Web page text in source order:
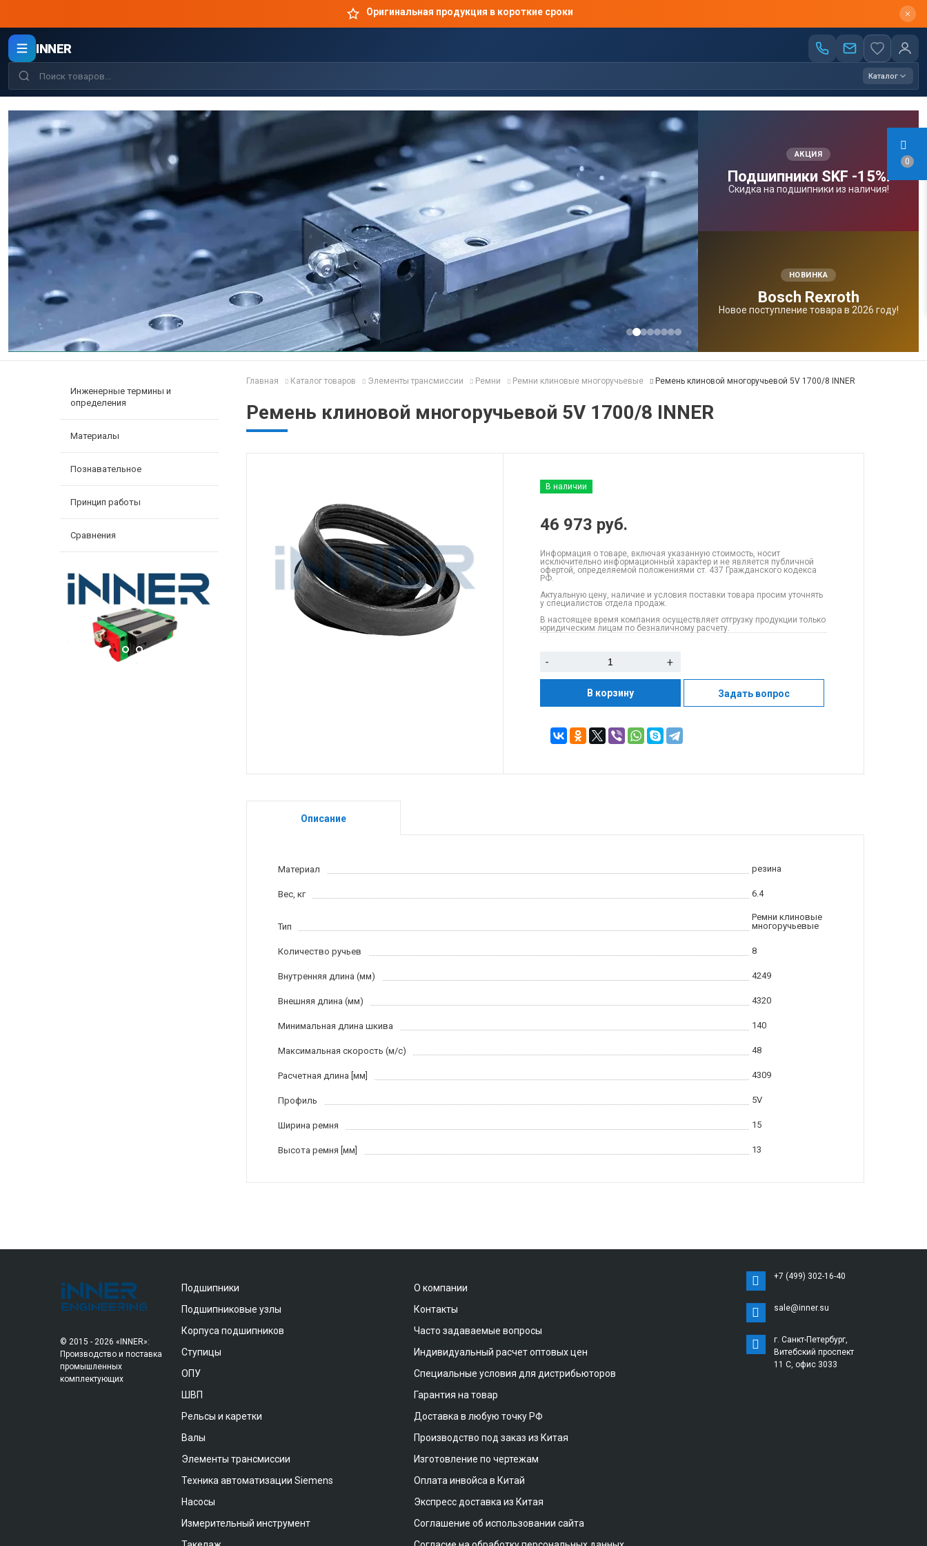
0
Оригинальная продукция в короткие сроки
INNER
Каталог
АКЦИЯ
Подшипники SKF -15%!
Скидка на подшипники из наличия!
НОВИНКА
Bosсh Rexroth
Новое поступление товара в 2026 году!
Инженерные термины и
определения
Материалы
Познавательное
Принцип работы
Сравнения
Главная Каталог товаров Элементы трансмиссии Ремни Ремни клиновые многоручьевые Ремень клиновой многоручьевой 5V 1700/8 INNER
Ремень клиновой многоручьевой 5V 1700/8 INNER
В наличии
46 973 руб.
Информация о товаре, включая указанную стоимость, носит
исключительно информационный характер и не является публичной
офертой, определяемой положениями ст. 437 Гражданского кодекса
РФ.
Актуальную цену, наличие и условия поставки товара просим уточнять
у специалистов отдела продаж.
В настоящее время компания осуществляет отгрузку продукции только
юридическим лицам по безналичному расчету.
- +
В корзину Задать вопрос
Описание
Материал резина
Вес, кг 6.4
Тип
Ремни клиновые
многоручьевые
Количество ручьев 8
Внутренняя длина (мм) 4249
Внешняя длина (мм) 4320
Минимальная длина шкива 140
Максимальная скорость (м/c) 48
Расчетная длина [мм] 4309
Профиль 5V
Ширина ремня 15
Высота ремня [мм] 13
© 2015 - 2026 «INNER»:
Производство и поставка
промышленных
комплектующих
Подшипники
Подшипниковые узлы
Корпуса подшипников
Ступицы
ОПУ
ШВП
Рельсы и каретки
Валы
Элементы трансмиссии
Техника автоматизации Siemens
Насосы
Измерительный инструмент
О компании
Контакты
Часто задаваемые вопросы
Индивидуальный расчет оптовых цен
Специальные условия для дистрибьюторов
Гарантия на товар
Доставка в любую точку РФ
Производство под заказ из Китая
Изготовление по чертежам
Оплата инвойса в Китай
Экспресс доставка из Китая
Соглашение об использовании сайта
+7 (499) 302-16-40
sale@inner.su
г. Санкт-Петербург,
Витебский проспект
11 С, офис 3033